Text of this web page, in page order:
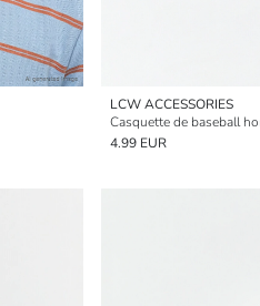
LCW ACCESSORIES
Casquette de baseball
4.99 EUR